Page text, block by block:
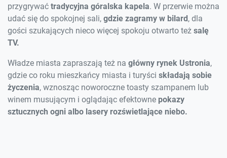
przygrywać tradycyjna góralska kapela. W przerwie można
udać się do spokojnej sali, gdzie zagramy w bilard , dla
gości szukających nieco więcej spokoju otwarto też salę
TV.
Władze miasta zapraszają też na główny rynek Ustronia,
gdzie co roku mieszkańcy miasta i turyści składają sobie
życzenia, wznosząc noworoczne toasty szampanem lub
winem musującym i oglądając efektowne pokazy
sztucznych ogni albo lasery rozświetlające niebo.